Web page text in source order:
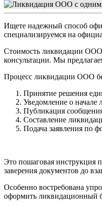
Ищете надежный способ
специализируемся на
Стоимость ликвидации ООО
консультации. Мы
Процесс ликвидации ООО
Принятие решения
Уведомление о
Публикация
Составление
Подача заявления по
Это пошаговая инструкция
заверения документов до
Особенно востребована
оформить ликвидационный